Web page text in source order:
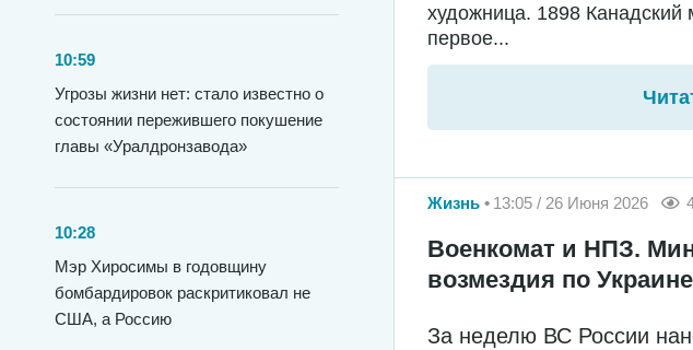
10:59
Угрозы жизни нет: стало известно о
состоянии пережившего покушение
главы «Уралдронзавода»
10:28
Мэр Хиросимы в годовщину
бомбардировок раскритиковал не
США, а Россию
художница. 1898
первое...
Жизнь 13:05 / 26 Июня 2026
Военкомат и НПЗ.
возмездия по Украине
За неделю ВС России